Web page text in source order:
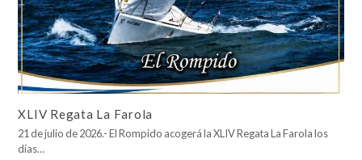
XLIV Regata La Farola
21 de julio de 2026.- El Rompido acogerá la XLIV Regata La Farola los
días…